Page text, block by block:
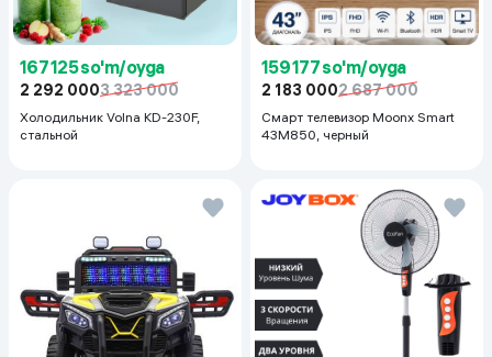
167 125 so'm/oyga
2 292 0003 323 000
Холодильник Volna KD-230F,
стальной
159 177 so'm/oyga
2 183 0002 687 000
Смарт телевизор Moonx Smart
43M850, черный